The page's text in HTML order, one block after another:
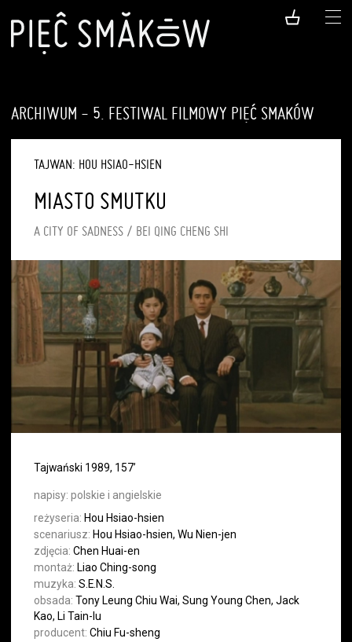
ARCHIWUM - 5. FESTIWAL FILMOWY PIĘĆ SMAKÓW
TAJWAN: HOU HSIAO-HSIEN
MIASTO SMUTKU
A CITY OF SADNESS / BEI QING CHENG SHI
Tajwański 1989, 157’
napisy: polskie i angielskie
reżyseria: Hou Hsiao-hsien
scenariusz: Hou Hsiao-hsien, Wu Nien-jen
zdjęcia:Chen Huai-en
montaż: Liao Ching-song
muzyka:S.E.N.S.
obsada:Tony Leung Chiu Wai, Sung Young Chen, Jack
Kao, Li Tain-lu
producent:Chiu Fu-sheng